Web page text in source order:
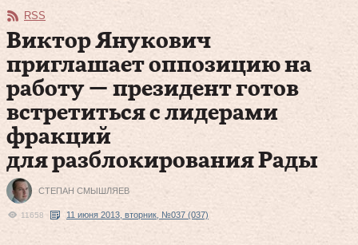
RSS
Виктор Янукович
приглашает оппозицию на
работу — президент готов
встретиться с лидерами
фракций
для разблокирования Рады
СТЕПАН СМЫШЛЯЕВ
11658 11 июня 2013, вторник, №037 (037)